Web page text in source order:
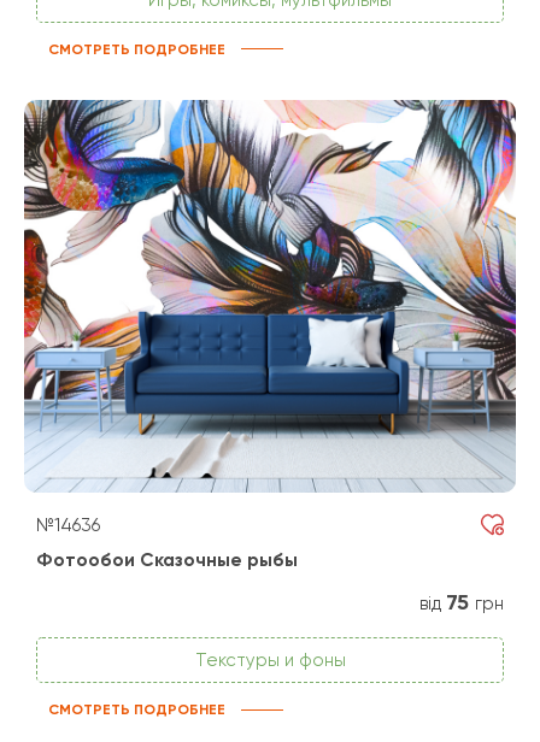
СМОТРЕТЬ ПОДРОБНЕЕ
№14636
Фотообои Сказочные рыбы
від 75 грн
Текстуры и фоны
СМОТРЕТЬ ПОДРОБНЕЕ